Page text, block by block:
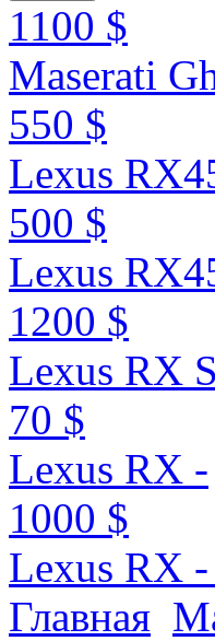
1100 $
Maserati
550 $
Lexus
500 $
Lexus
1200 $
Lexus RX
70 $
Lexus RX -
1000 $
Lexus RX
Главная